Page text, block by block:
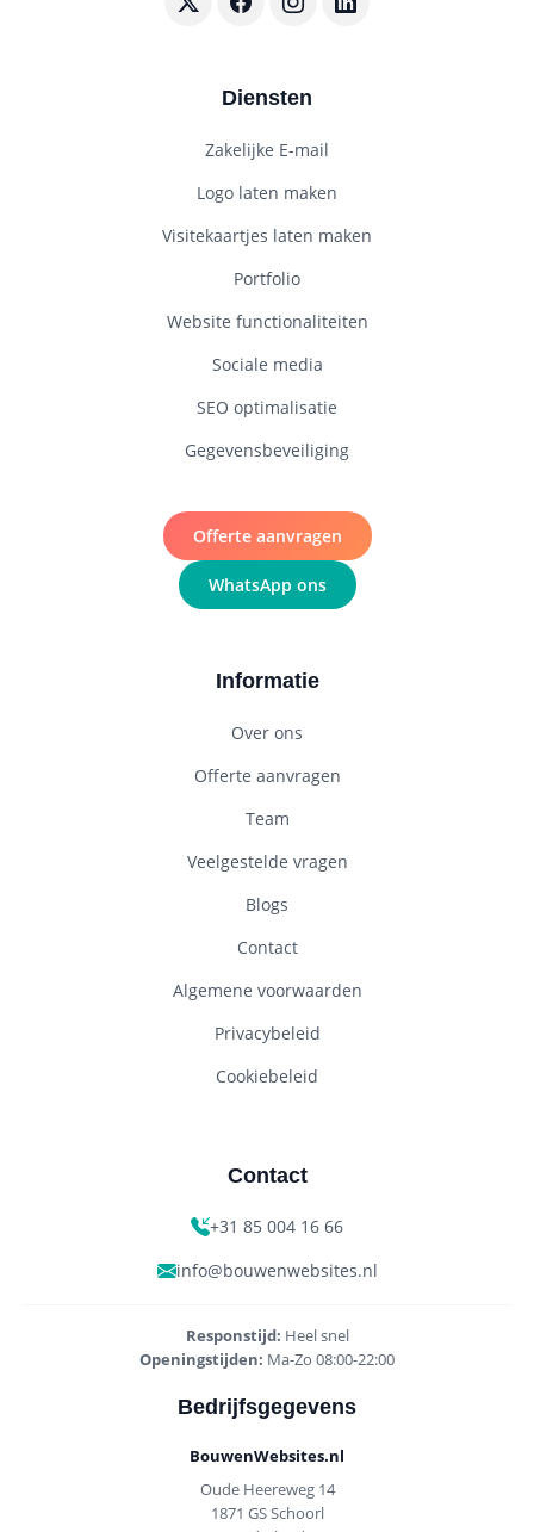
Volg BouwenWebsites.nl op X
Volg BouwenWebsites.nl op
Volg BouwenWebsites.nl op
Volg
Diensten
Zakelijke E-mail
Logo laten maken
Visitekaartjes laten maken
Portfolio
Website functionaliteiten
Sociale media
SEO optimalisatie
Gegevensbeveiliging
Offerte aanvragen
WhatsApp ons
Informatie
Over ons
Offerte aanvragen
Team
Veelgestelde vragen
Blogs
Contact
Algemene voorwaarden
Privacybeleid
Cookiebeleid
Contact
+31 85 004 16 66
info@bouwenwebsites.nl
Responstijd: Heel snel
Openingstijden: Ma-Zo 08:00-22:00
Bedrijfsgegevens
BouwenWebsites.nl
Oude Heereweg 14
1871 GS Schoorl